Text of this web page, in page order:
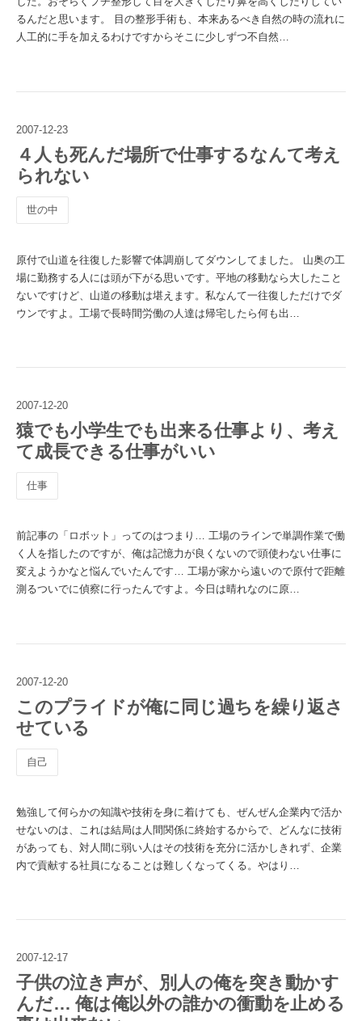
るんだと思います。 目の整形手術も、本来あるべき自然の時の流れに
人工的に手を加えるわけですからそこに少しずつ不自然…
2007-12-23
４人も死んだ場所で仕事するなんて考え
られない
世の中
原付で山道を往復した影響で体調崩してダウンしてました。 山奥の工
場に勤務する人には頭が下がる思いです。平地の移動なら大したこと
ないですけど、山道の移動は堪えます。私なんて一往復しただけでダ
ウンですよ。工場で長時間労働の人達は帰宅したら何も出…
2007-12-20
猿でも小学生でも出来る仕事より、考え
て成長できる仕事がいい
仕事
前記事の「ロボット」ってのはつまり… 工場のラインで単調作業で働
く人を指したのですが、俺は記憶力が良くないので頭使わない仕事に
変えようかなと悩んでいたんです… 工場が家から遠いので原付で距離
測るついでに偵察に行ったんですよ。今日は晴れなのに原…
2007-12-20
このプライドが俺に同じ過ちを繰り返さ
せている
自己
勉強して何らかの知識や技術を身に着けても、ぜんぜん企業内で活か
せないのは、これは結局は人間関係に終始するからで、どんなに技術
があっても、対人間に弱い人はその技術を充分に活かしきれず、企業
内で貢献する社員になることは難しくなってくる。やはり…
2007-12-17
子供の泣き声が、別人の俺を突き動かす
んだ… 俺は俺以外の誰かの衝動を止める